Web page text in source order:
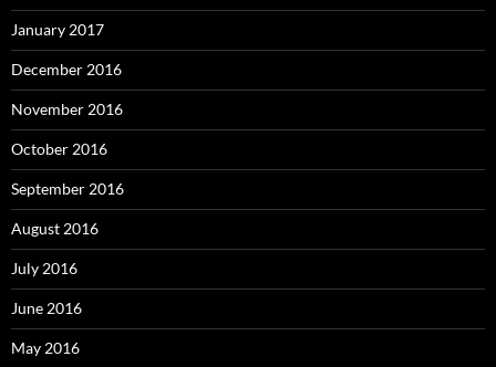
January 2017
December 2016
November 2016
October 2016
September 2016
August 2016
July 2016
June 2016
May 2016